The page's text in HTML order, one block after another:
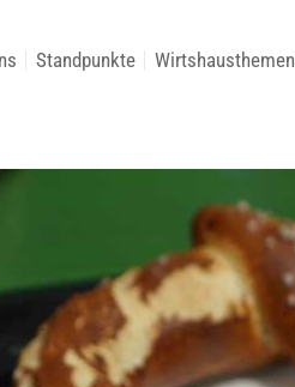
Standpunkte Wirtshausthemen